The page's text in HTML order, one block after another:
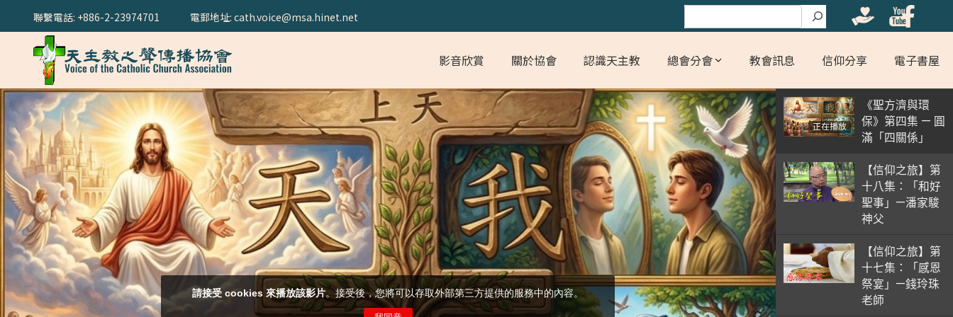
聯繫電話: +886-2-23974701 搜尋
電郵地址: cath.voice@msa.hinet.net
影音欣賞 關於協會 認識天主教 總會分會 教會訊息 信仰分享 電子書屋
正在播放
《聖方濟與環
保》第四集 — 圓
滿「四關係」
【信仰之旅】第
十八集：「和好
聖事」—潘家駿
神父
【信仰之旅】第
十七集：「感恩
祭宴」—錢玲珠
老師